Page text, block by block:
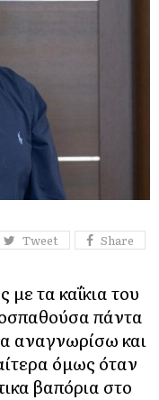
Tweet Share
με τα καΐκια του
πάντα
αναγνωρίσω και
όμως όταν
βαπόρια στο